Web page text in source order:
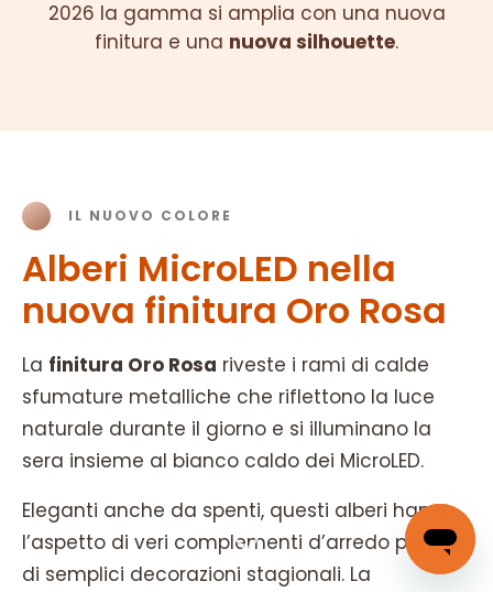
2026 la gamma si amplia con una nuova
finitura e una nuova silhouette.
IL NUOVO COLORE
Alberi MicroLED nella
nuova finitura Oro Rosa
La finitura Oro Rosa riveste i rami di calde
sfumature metalliche che riflettono la luce
naturale durante il giorno e si illuminano la
sera insieme al bianco caldo dei MicroLED.
Eleganti anche da spenti, questi alberi hanno
l’aspetto di veri complementi d’arredo più che
di semplici decorazioni stagionali. La